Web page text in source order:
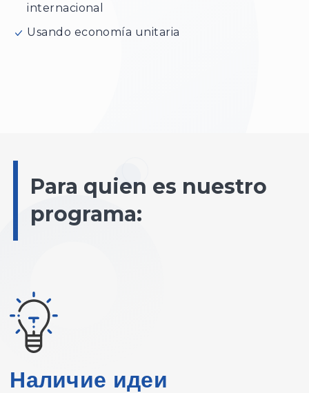
internacional
Usando economía unitaria
Para quien es nuestro
programa:
Наличие идеи